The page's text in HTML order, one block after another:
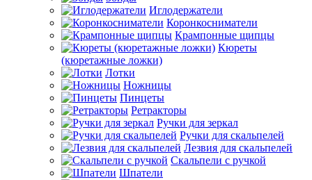
Иглодержатели
Коронкосниматели
Крампонные щипцы
Кюреты
(кюретажные ложки)
Лотки
Ножницы
Пинцеты
Ретракторы
Ручки для зеркал
Ручки для скальпелей
Лезвия для скальпелей
Скальпели с ручкой
Шпатели